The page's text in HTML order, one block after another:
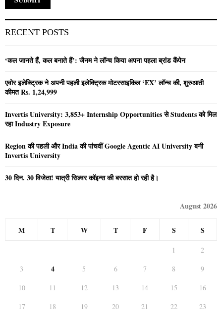
RECENT POSTS
‘कल जानते हैं, कल बनाते हैं’: जैनम ने लॉन्च किया अपना पहला ब्रांड कैंपेन
एवोर इलेक्ट्रिक ने अपनी पहली इलेक्ट्रिक मोटरसाइकिल ‘EX’ लॉन्च की, शुरुआती
कीमत Rs. 1,24,999
Invertis University: 3,853+ Internship Opportunities से Students को मिल
रहा Industry Exposure
Region की पहली और India की पांचवीं Google Agentic AI University बनी
Invertis University
30 दिन. 30 विजेता! यात्री सिल्वर कॉइन्स की बरसात हो रही है।
August 2026
M T W T F S S
1
2
3
4 5 6 7 8
9
10
11 12 13 14 15
16
17
18 19 20 21 22
23